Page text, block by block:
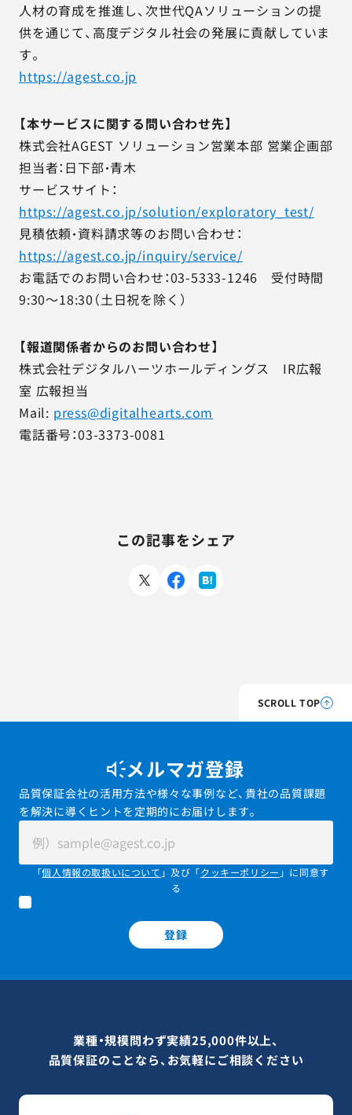
人材の育成を推進し、次世代QAソリューションの提
供を通じて、高度デジタル社会の発展に貢献していま
す。
https://agest.co.jp
【本サービスに関する問い合わせ先】
株式会社AGEST ソリューション営業本部 営業企画部
担当者：日下部・青木
サービスサイト：
https://agest.co.jp/solution/exploratory_test/
見積依頼・資料請求等のお問い合わせ：
https://agest.co.jp/inquiry/service/
お電話でのお問い合わせ：03-5333-1246 受付時間
9:30～18:30（土日祝を除く）
【報道関係者からのお問い合わせ】
株式会社デジタルハーツホールディングス IR広報
室 広報担当
Mail: press@digitalhearts.com
電話番号：03-3373-0081
この記事をシェア
SCROLL TOP
メルマガ登録
品質保証会社の活用方法や様々な事例など、貴社の品質課題
を解決に導くヒントを定期的にお届けします。
「個人情報の取扱いについて 」及び「クッキーポリシー 」に同意す
る
登録
業種・規模問わず実績25,000件以上、
品質保証のことなら、お気軽にご相談ください